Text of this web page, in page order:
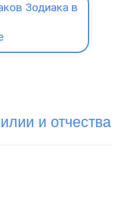
Зодиака в
и отчества